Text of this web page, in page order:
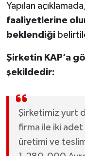
Yapılan
faaliyetlerine
beklendiği
Şirketin KAP’a
şekildedir:
Şirketimiz yurt
firma ile iki
üretimi ve